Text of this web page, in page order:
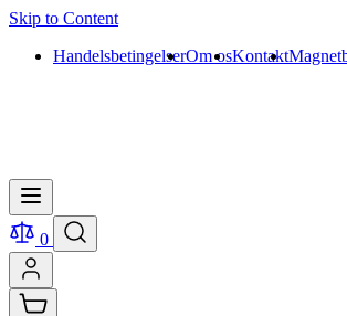
Skip to Content
HandelsbetingelserOm osKontakt
0